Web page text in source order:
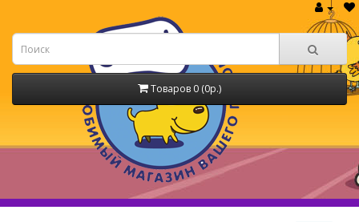
Товаров 0 (0р.)